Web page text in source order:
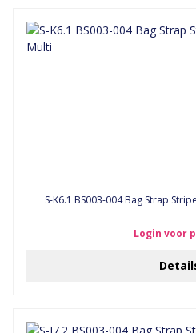
S-K6.1 BS003-004 Bag Strap
Login voor